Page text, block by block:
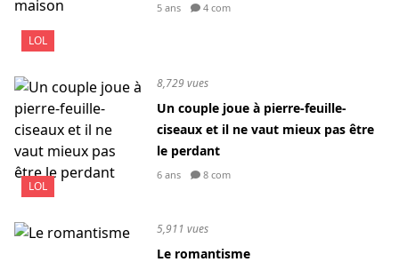
LOL
5 ans 4 com
LOL
8,729 vues
Un couple joue à pierre-feuille-
ciseaux et il ne vaut mieux pas être
le perdant
6 ans 8 com
5,911 vues
Le romantisme